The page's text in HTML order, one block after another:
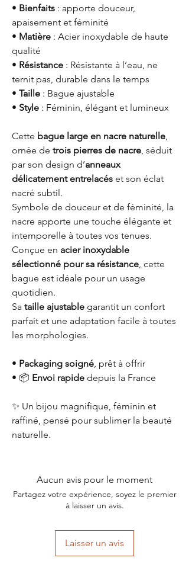
• Bienfaits : apporte douceur,
apaisement et féminité
• Matière : Acier inoxydable de haute
qualité
• Résistance : Résistante à l’eau, ne
ternit pas, durable dans le temps
• Taille : Bague ajustable
• Style : Féminin, élégant et lumineux
Cette bague large en nacre naturelle,
ornée de trois pierres de nacre, séduit
par son design d’anneaux
délicatement entrelacés et son éclat
nacré subtil.
Symbole de douceur et de féminité, la
nacre apporte une touche élégante et
intemporelle à toutes vos tenues.
Conçue en acier inoxydable
sélectionné pour sa résistance, cette
bague est idéale pour un usage
quotidien.
Sa taille ajustable garantit un confort
parfait et une adaptation facile à toutes
les morphologies.
• Packaging soigné, prêt à offrir
• 📦 Envoi rapide depuis la France
✨ Un bijou magnifique, féminin et
raffiné, pensé pour sublimer la beauté
naturelle.
Aucun avis pour le moment
Partagez votre expérience, soyez le premier
à laisser un avis.
Laisser un avis